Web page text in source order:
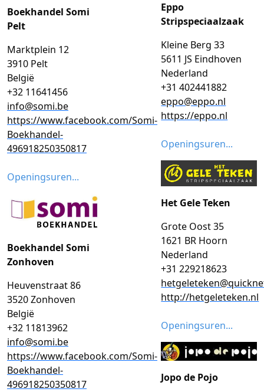
Boekhandel Somi
Pelt
Marktplein 12
3910 Pelt
België
+32 11641456
info@somi.be
https://www.facebook.com/Somi-
Boekhandel-
496918250350817
Openingsuren...
Boekhandel Somi
Zonhoven
Heuvenstraat 86
3520 Zonhoven
België
+32 11813962
info@somi.be
https://www.facebook.com/Somi-
Boekhandel-
496918250350817
Eppo
Stripspeciaalzaak
Kleine Berg 33
5611 JS Eindhoven
Nederland
+31 402441882
eppo@eppo.nl
https://eppo.nl
Openingsuren...
Het Gele Teken
Grote Oost 35
1621 BR Hoorn
Nederland
+31 229218623
http://hetgeleteken.nl
Openingsuren...
Jopo de Pojo